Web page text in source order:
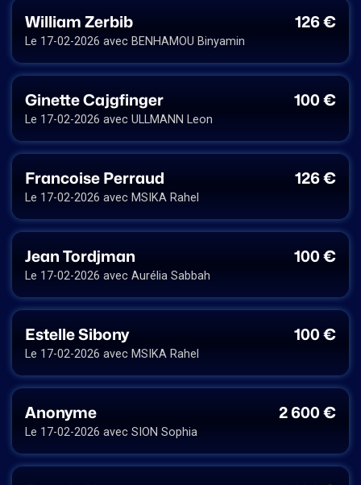
William Zerbib 126 €
Le 17-02-2026 avec BENHAMOU Binyamin
Ginette Cajgfinger 100 €
Le 17-02-2026 avec ULLMANN Leon
Francoise Perraud 126 €
Le 17-02-2026 avec MSIKA Rahel
Jean Tordjman 100 €
Le 17-02-2026 avec Aurélia Sabbah
Estelle Sibony 100 €
Le 17-02-2026 avec MSIKA Rahel
Anonyme 2 600 €
Le 17-02-2026 avec SION Sophia